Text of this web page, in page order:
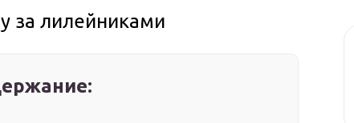
за лилейниками